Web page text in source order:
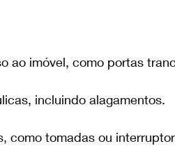
ao imóvel, como portas
incluindo alagamentos.
como tomadas ou